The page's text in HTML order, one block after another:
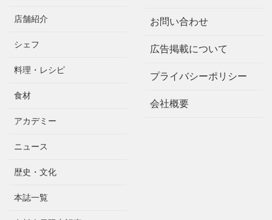
店舗紹介
シェフ
料理・レシピ
食材
アカデミー
ニュース
歴史・文化
本誌一覧
お問い合わせ
広告掲載について
プライバシーポリシー
会社概要